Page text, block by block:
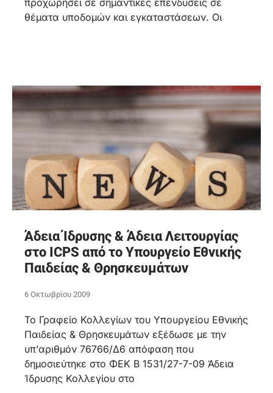
προχωρήσει σε σημαντικές επενδύσεις σε
θέματα υποδομών και εγκαταστάσεων. Οι
Άδεια Ίδρυσης & Άδεια Λειτουργίας
στο ICPS από το Υπουργείο Εθνικής
Παιδείας & Θρησκευμάτων
6 Οκτωβρίου 2009
Το Γραφείο Κολλεγίων του Υπουργείου Εθνικής
Παιδείας & Θρησκευμάτων εξέδωσε με την
υπ’αριθμόν 76766/Δ6 απόφαση που
δημοσιεύτηκε στο ΦΕΚ Β 1531/27-7-09 Άδεια
Ίδρυσης Κολλεγίου στο